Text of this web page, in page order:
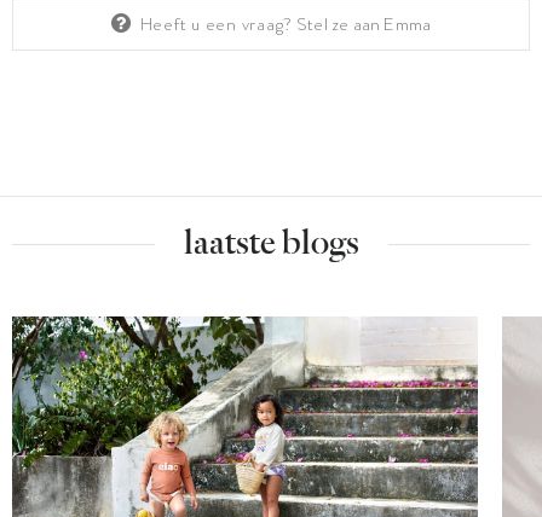
Heeft u een vraag? Stel ze aan Emma
laatste blogs